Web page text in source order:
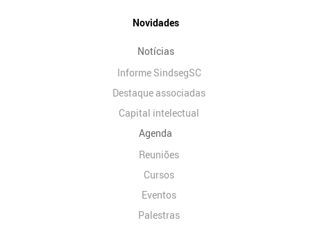
Novidades
Notícias
Informe SindsegSC
Destaque associadas
Capital intelectual
Agenda
Reuniões
Cursos
Eventos
Palestras